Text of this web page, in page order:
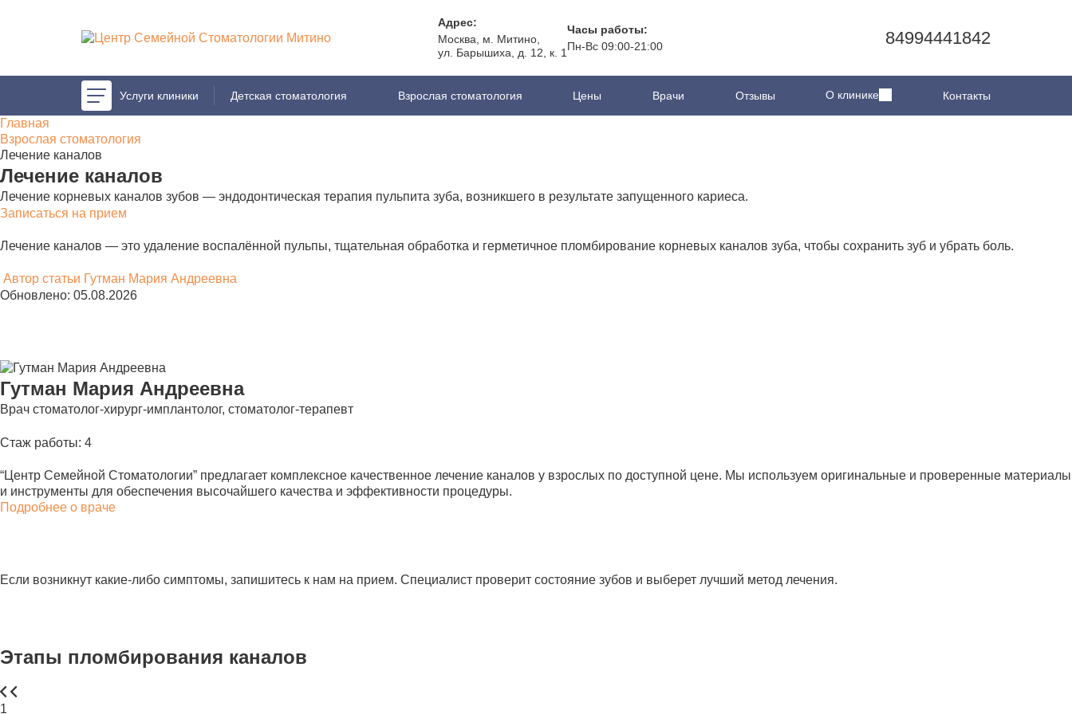
Адрес:
Москва, м. Митино,
ул. Барышиха, д. 12, к. 1
Часы работы:
Пн-Вс 09:00-21:00
84994441842
Услуги клиники Детская стоматология Взрослая стоматология Цены Врачи Отзывы О клинике Контакты
Адрес:
Москва, м. Митино,
ул. Барышиха, д. 12, к. 1
Часы работы:
Пн-Вс 09:00-21:00
84994441842
Услуги клиники Детская стоматология Взрослая стоматология Врачи Отзывы О клинике
Главная
Взрослая стоматология
Лечение каналов
Лечение каналов
Лечение корневых каналов зубов — эндодонтическая терапия пульпита зуба, возникшего в результате запущенного кариеса.
Записаться на прием
Лечение каналов — это удаление воспалённой пульпы, тщательная обработка и герметичное пломбирование корневых каналов зуба, чтобы сохранить зуб и убрать боль.
Автор статьи Гутман Мария Андреевна
Обновлено: 05.08.2026
Гутман Мария Андреевна
Врач стоматолог-хирург-имплантолог, стоматолог-терапевт
Стаж работы: 4
“Центр Семейной Стоматологии” предлагает комплексное качественное лечение каналов у взрослых по доступной цене. Мы используем оригинальные и проверенные материалы
и инструменты для обеспечения высочайшего качества и эффективности процедуры.
Подробнее о враче
Если возникнут какие-либо симптомы, запишитесь к нам на прием. Специалист проверит состояние зубов и выберет лучший метод лечения.
Этапы пломбирования каналов
1